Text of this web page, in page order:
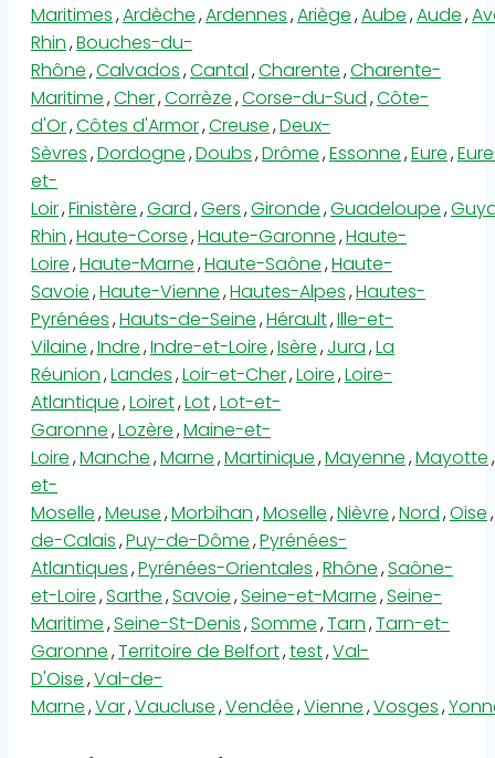
Maritimes,Ardèche,Ardennes,Ariège,Aube,Aude,
Rhin,Bouches-du-
Rhône,Calvados,Cantal,Charente,Charente-
Maritime,Cher,Corrèze,Corse-du-Sud,Côte-
d'Or,Côtes d'Armor,Creuse,Deux-
Sèvres,Dordogne,Doubs,Drôme,Essonne,Eure,
et-
Loir,Finistère,Gard,Gers,Gironde,Guadeloupe,
Rhin,Haute-Corse,Haute-Garonne,Haute-
Loire,Haute-Marne,Haute-Saône,Haute-
Savoie,Haute-Vienne,Hautes-Alpes,Hautes-
Pyrénées,Hauts-de-Seine,Hérault,Ille-et-
Vilaine,Indre,Indre-et-Loire,Isère,Jura,La
Réunion,Landes,Loir-et-Cher,Loire,Loire-
Atlantique,Loiret,Lot,Lot-et-
Garonne,Lozère,Maine-et-
Loire,Manche,Marne,Martinique,Mayenne,Mayotte,
et-
Moselle,Meuse,Morbihan,Moselle,Nièvre,Nord,Oise,
de-Calais,Puy-de-Dôme,Pyrénées-
Atlantiques,Pyrénées-Orientales,Rhône,Saône-
et-Loire,Sarthe,Savoie,Seine-et-Marne,Seine-
Maritime,Seine-St-Denis,Somme,Tarn,Tarn-et-
Garonne,Territoire de Belfort,test,Val-
D'Oise,Val-de-
Marne,Var,Vaucluse,Vendée,Vienne,Vosges,